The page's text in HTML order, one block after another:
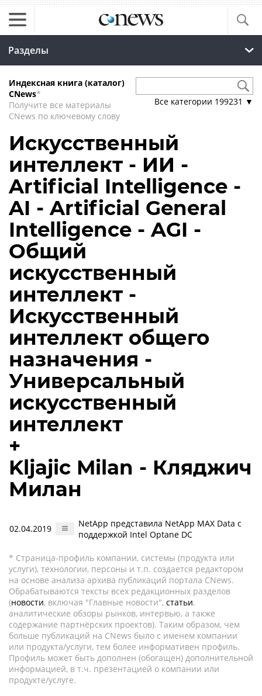
Разделы
Индексная книга (каталог)
CNews*
Получите все материалы
CNews по ключевому слову
Все категории 199231 ▼
Искусственный
интеллект - ИИ -
Artificial Intelligence -
AI - Artificial General
Intelligence - AGI -
Общий
искусственный
интеллект -
Искусственный
интеллект общего
назначения -
Универсальный
искусственный
интеллект
+
Kljajic Milan - Кляджич
Милан
02.04.2019
NetApp представила NetApp MAX Data с
поддержкой Intel Optane DC
* Страница-профиль компании, системы (продукта или
услуги), технологии, персоны и т.п. создается редактором
на основе анализа архива публикаций портала CNews.
Обрабатываются тексты всех редакционных разделов
(новости, включая "Главные новости", статьи,
аналитические обзоры рынков, интервью, а также
содержание партнёрских проектов). Таким образом, чем
больше публикаций на CNews было с именем компании
или продукта/услуги, тем более информативен профиль.
Профиль может быть дополнен (обогащен) дополнительной
информацией, в т.ч. презентацией о компании или
продукте/услуге.